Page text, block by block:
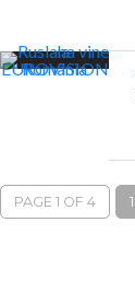
PAGE 1 OF 4 1